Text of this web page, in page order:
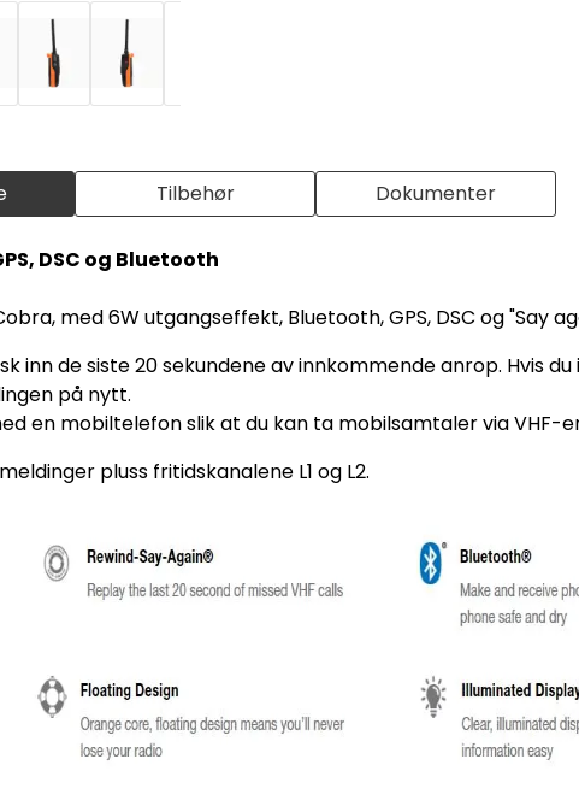
Tilbehør Dokumenter
DSC og Bluetooth
med 6W utgangseffekt, Bluetooth, GPS, DSC og "Say
inn de siste 20 sekundene av innkommende anrop. Hvis
på nytt.
en mobiltelefon slik at du kan ta mobilsamtaler via VHF-
pluss fritidskanalene L1 og L2.